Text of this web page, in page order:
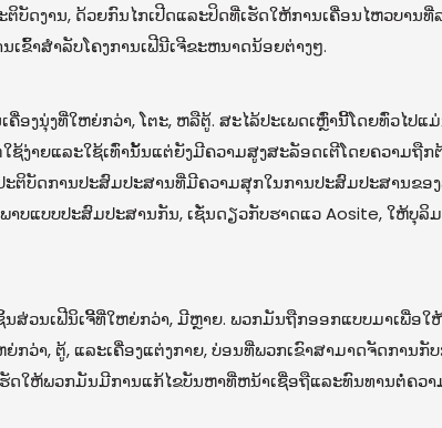
ດງານ, ດ້ວຍກົນໄກເປີດແລະປິດທີ່ເຮັດໃຫ້ການເຄື່ອນໄຫວບານ
າສໍາລັບໂຄງການເຟີນີເຈີຂະຫນາດນ້ອຍຕ່າງໆ.
ອງນຸ່ງທີ່ໃຫຍ່ກວ່າ, ໂຕະ, ຫລືຕູ້. ສະໄລ້ປະເພດເຫຼົ່ານີ້ໂດຍທົ່ວໄ
ງ່າຍແລະໃຊ້ເທົ່ານັ້ນແຕ່ຍັງມີຄວາມສູງສະລັອດເຕີໂດຍຄວາມຖື
ຕິບັດການປະສົມປະສານທີ່ມີຄວາມສຸກໃນການປະສົມປະສານຂອ
າບແບບປະສົມປະສານກັນ, ເຊັ່ນດຽວກັບຮາດແວ Aosite, ໃຫ້
ນເຟີນິເຈີ້ທີ່ໃຫຍ່ກວ່າ, ມີຫຼາຍ. ພວກມັນຖືກອອກແບບມາເພື່ອໃ
ວ່າ, ຕູ້, ແລະເຄື່ອງແຕ່ງກາຍ, ບ່ອນທີ່ພວກເຂົາສາມາດຈັດການ
ໃຫ້ພວກມັນມີການແກ້ໄຂບັນຫາທີ່ຫນ້າເຊື່ອຖືແລະທົນທານຕໍ່ຄວ